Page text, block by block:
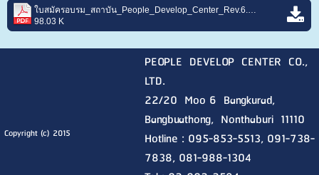
98.03 K
Copyright (c) 2015
PEOPLE DEVELOP CENTER CO.,
LTD.
22/20 Moo 6 Bangkurad,
Bangbuathong, Nonthaburi 11110
Hotline : 095-853-5513, 091-738-
7838, 081-988-1304